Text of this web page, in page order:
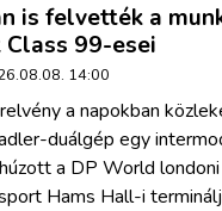
is felvették a
99-esei
14:00
a napokban
duálgép egy
a DP World
Hams Hall-i